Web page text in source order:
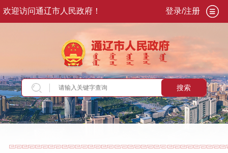
欢迎访问通辽市人民政府！ 登录/注册
搜索
当前位置：首页>走进通辽>序说通辽>通辽概